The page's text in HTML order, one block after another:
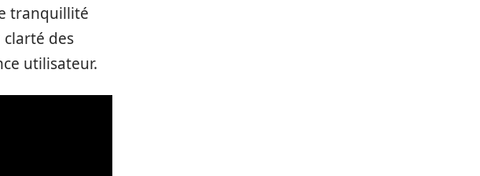
tranquillité
clarté des
utilisateur.